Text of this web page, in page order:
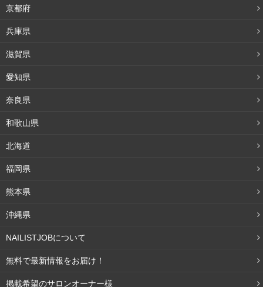
い。
オレンジ系アイシャドウ
オレンジは、ブルー系の色を引き立たせる効果がありま
カラフルな印象になり、抵抗がある人もいると思います。
その場合はオレンジのアイシャドウをほんの少しぼかすだ
ブラウン系アイシャドウ
であれば特に綺麗に決まります。普段のメイクに一番取り
入れやすいカラーです。
シルバー系・グレー系アイシャドウ
ミステリアスなイメージにしたい時は、シルバー系かグレ
京都府
兵庫県
滋賀県
愛知県
奈良県
和歌山県
北海道
福岡県
熊本県
沖縄県
NAILISTJOBについて
無料で最新情報をお届け！
掲載希望のサロンオーナー様